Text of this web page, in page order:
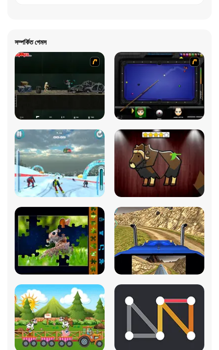
সম্পর্কিত গেমস